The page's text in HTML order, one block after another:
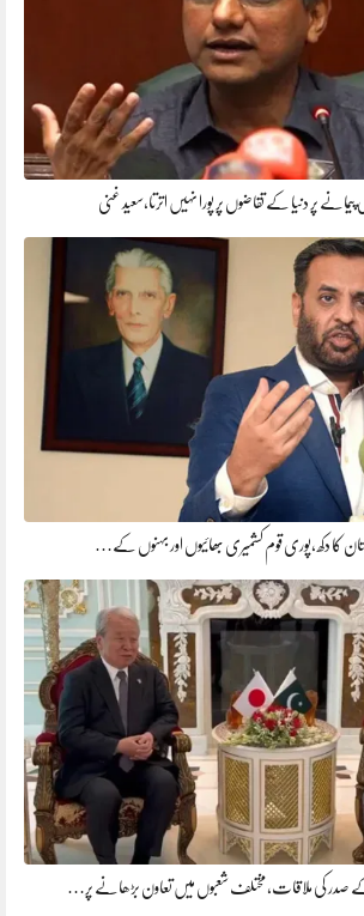
پر دنیا کے تقاضوں پر پورا نہیں اترتا،سعید غنی
کا دکھ ،پوری قوم کشمیری بھائیوں اور بہنوں کے…
کے صدر کی ملاقات، مختلف شعبوں میں تعاون بڑھانے پر…